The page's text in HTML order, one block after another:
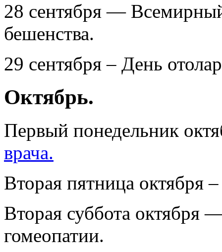
28 сентября —
бешенства.
29 сентября – День
Октябрь.
Первый понедельник
врача.
Вторая пятница октября
Вторая суббота октября
гомеопатии.